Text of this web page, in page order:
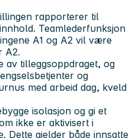
rapporterer til
Teamlederfunksjon
A1 og A2 vil være
A2.
av tilleggsoppdraget, og
og
med arbeid dag, kveld
isolasjon og gi et
ikke er aktivisert i
Dette gjelder både innsatte